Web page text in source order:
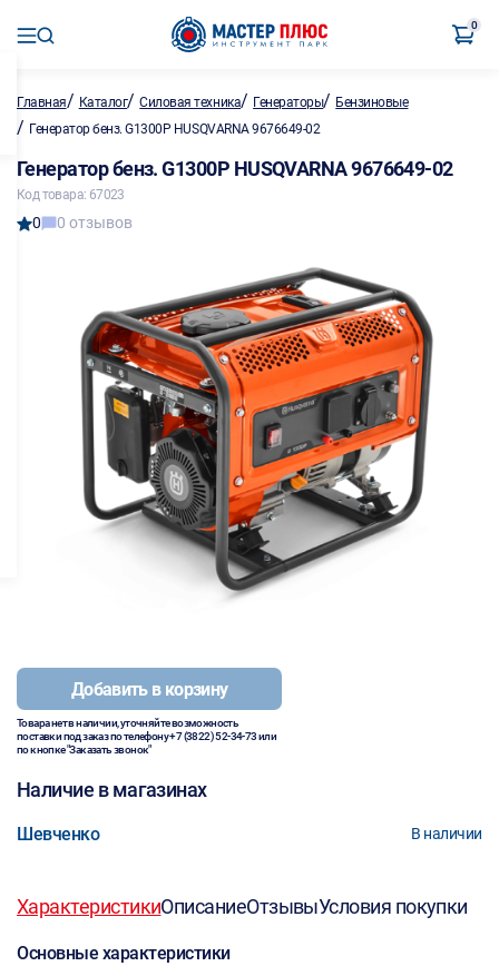
0
Главная/ Каталог/Силовая техника/ Генераторы/ Бензиновые
/ Генератор бенз. G1300P HUSQVARNA 9676649-02
Генератор бенз. G1300P HUSQVARNA 9676649-02
Код товара: 67023
0 0 отзывов
Добавить в корзину
Товара нет в наличии, уточняйте возможность
поставки под заказ по телефону+7 (3822) 52-34-73или
по кнопке "Заказать звонок"
Наличие в магазинах
Шевченко В наличии
ХарактеристикиОписаниеОтзывыУсловия покупки
Основные характеристики